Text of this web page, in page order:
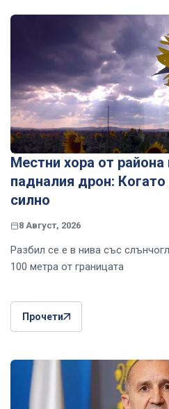
Местни хора от
падналия дрон:
силно
8 Август, 2026
Разбил се е в нива със
100 метра от границата
Прочети